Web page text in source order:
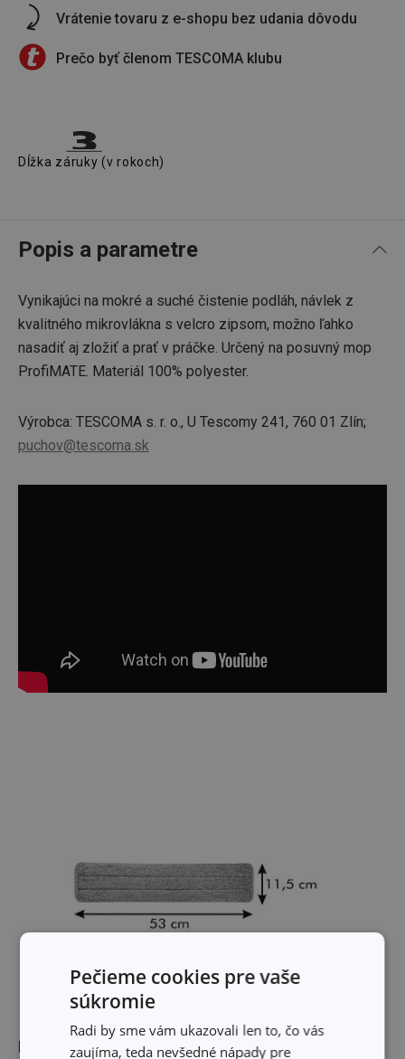
Vrátenie tovaru z e-shopu bez udania dôvodu
Prečo byť členom TESCOMA klubu
Dĺžka záruky (v rokoch)
Popis a parametre
Vynikajúci na mokré a suché čistenie podláh, návlek z
kvalitného mikrovlákna s velcro zipsom, možno ľahko
nasadiť aj zložiť a prať v práčke. Určený na posuvný mop
ProfiMATE. Materiál 100% polyester.
Výrobca: TESCOMA s. r. o., U Tescomy 241, 760 01 Zlín;
puchov@tescoma.sk
Rozmery
Pečieme cookies pre vaše
súkromie
Radi by sme vám ukazovali len to, čo vás
zaujíma, teda nevšedné nápady pre